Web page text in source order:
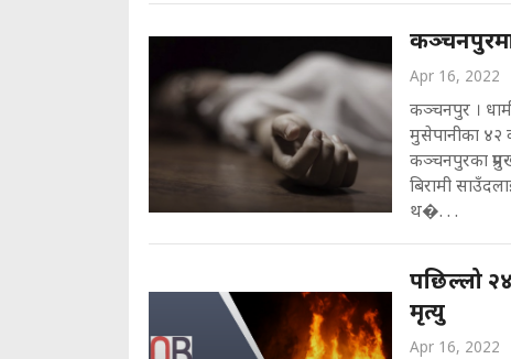
कञ्चनपुरमा
Apr 16, 2022
कञ्चनपुर ।
मुसेपानीका ४२
कञ्चनपुरका
बिरामी
थ�. . .
पछिल्लो
मृत्यु
Apr 16, 2022